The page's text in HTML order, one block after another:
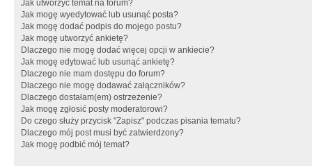
Jak utworzyć temat na forum?
Jak mogę wyedytować lub usunąć posta?
Jak mogę dodać podpis do mojego postu?
Jak mogę utworzyć ankietę?
Dlaczego nie mogę dodać więcej opcji w ankiecie?
Jak mogę edytować lub usunąć ankietę?
Dlaczego nie mam dostępu do forum?
Dlaczego nie mogę dodawać załączników?
Dlaczego dostałam(em) ostrzeżenie?
Jak mogę zgłosić posty moderatorowi?
Do czego służy przycisk "Zapisz" podczas pisania tematu?
Dlaczego mój post musi być zatwierdzony?
Jak mogę podbić mój temat?